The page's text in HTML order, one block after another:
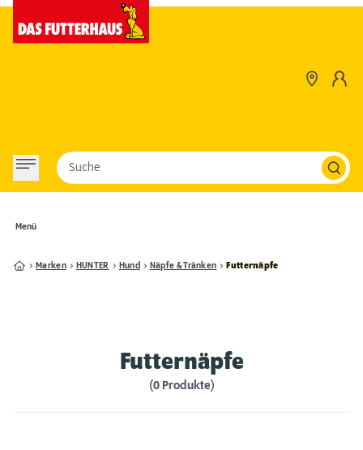
Menü
Suche
Marken HUNTER Hund Näpfe & Tränken Futternäpfe
Futternäpfe
(0 Produkte)